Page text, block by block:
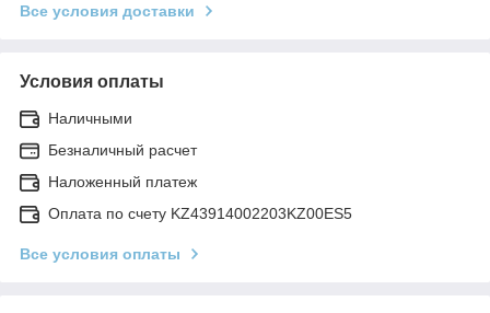
Все условия доставки
Условия оплаты
Наличными
Безналичный расчет
Наложенный платеж
Оплата по счету KZ43914002203KZ00ES5
Все условия оплаты